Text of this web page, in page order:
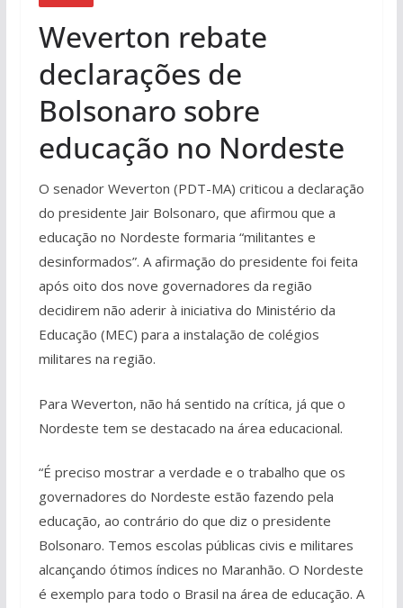
Weverton rebate
declarações de
Bolsonaro sobre
educação no Nordeste
O senador Weverton (PDT-MA) criticou a declaração
do presidente Jair Bolsonaro, que afirmou que a
educação no Nordeste formaria “militantes e
desinformados”. A afirmação do presidente foi feita
após oito dos nove governadores da região
decidirem não aderir à iniciativa do Ministério da
Educação (MEC) para a instalação de colégios
militares na região.
Para Weverton, não há sentido na crítica, já que o
Nordeste tem se destacado na área educacional.
“É preciso mostrar a verdade e o trabalho que os
governadores do Nordeste estão fazendo pela
educação, ao contrário do que diz o presidente
Bolsonaro. Temos escolas públicas civis e militares
alcançando ótimos índices no Maranhão. O Nordeste
é exemplo para todo o Brasil na área de educação. A